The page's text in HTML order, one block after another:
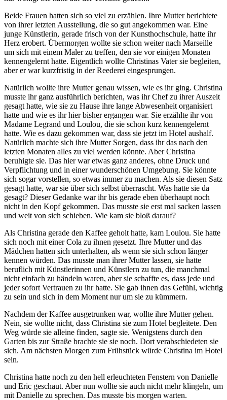
Beide Frauen hatten sich so viel zu erzählen. Ihre Mutter berichtete
von ihrer letzten Ausstellung, die so gut angekommen war. Eine
junge Künstlerin, gerade frisch von der Kunsthochschule, hatte ihr
Herz erobert. Übermorgen wollte sie schon weiter nach Marseille
um sich mit einem Maler zu treffen, den sie vor einigen Monaten
kennengelernt hatte. Eigentlich wollte Christinas Vater sie begleiten,
aber er war kurzfristig in der Reederei eingesprungen.
Natürlich wollte ihre Mutter genau wissen, wie es ihr ging. Christina
musste ihr ganz ausführlich berichten, was ihr Chef zu ihrer Auszeit
gesagt hatte, wie sie zu Hause ihre lange Abwesenheit organisiert
hatte und wie es ihr hier bisher ergangen war. Sie erzählte ihr von
Madame Legrand und Loulou, die sie schon kurz kennengelernt
hatte. Wie es dazu gekommen war, dass sie jetzt im Hotel aushalf.
Natürlich machte sich ihre Mutter Sorgen, dass ihr das nach den
letzten Monaten alles zu viel werden könnte. Aber Christina
beruhigte sie. Das hier war etwas ganz anderes, ohne Druck und
Verpflichtung und in einer wunderschönen Umgebung. Sie könnte
sich sogar vorstellen, so etwas immer zu machen. Als sie diesen Satz
gesagt hatte, war sie über sich selbst überrascht. Was hatte sie da
gesagt? Dieser Gedanke war ihr bis gerade eben überhaupt noch
nicht in den Kopf gekommen. Das musste sie erst mal sacken lassen
und weit von sich schieben. Wie kam sie bloß darauf?
Als Christina gerade den Kaffee geholt hatte, kam Loulou. Sie hatte
sich noch mit einer Cola zu ihnen gesetzt. Ihre Mutter und das
Mädchen hatten sich unterhalten, als wenn sie sich schon länger
kennen würden. Das musste man ihrer Mutter lassen, sie hatte
beruflich mit Künstlerinnen und Künstlern zu tun, die manchmal
nicht einfach zu händeln waren, aber sie schaffte es, dass jede und
jeder sofort Vertrauen zu ihr hatte. Sie gab ihnen das Gefühl, wichtig
zu sein und sich in dem Moment nur um sie zu kümmern.
Nachdem der Kaffee ausgetrunken war, wollte ihre Mutter gehen.
Nein, sie wollte nicht, dass Christina sie zum Hotel begleitete. Den
Weg würde sie alleine finden, sagte sie. Wenigstens durch den
Garten bis zur Straße brachte sie sie noch. Dort verabschiedeten sie
sich. Am nächsten Morgen zum Frühstück würde Christina im Hotel
sein.
Christina hatte noch zu den hell erleuchteten Fenstern von Danielle
und Eric geschaut. Aber nun wollte sie auch nicht mehr klingeln, um
mit Danielle zu sprechen. Das musste bis morgen warten.